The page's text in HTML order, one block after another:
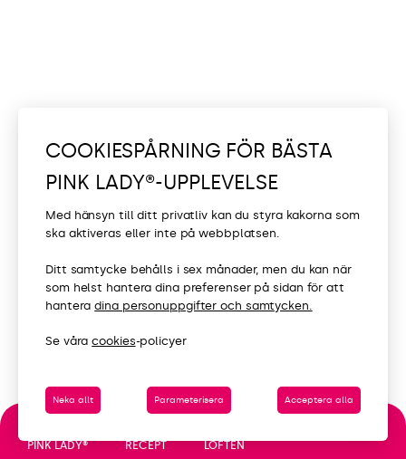
COOKIESPÅRNING FÖR BÄSTA
PINK LADY®-UPPLEVELSE
Med hänsyn till ditt privatliv kan du styra kakorna som
ska aktiveras eller inte på webbplatsen.
Ditt samtycke behålls i sex månader, men du kan när
som helst hantera dina preferenser på sidan för att
hanteradina personuppgifter och samtycken.
Se våracookies-policyer
Neka allt Parameterisera Acceptera alla
PINK LADY® RECEPT LÖFTEN